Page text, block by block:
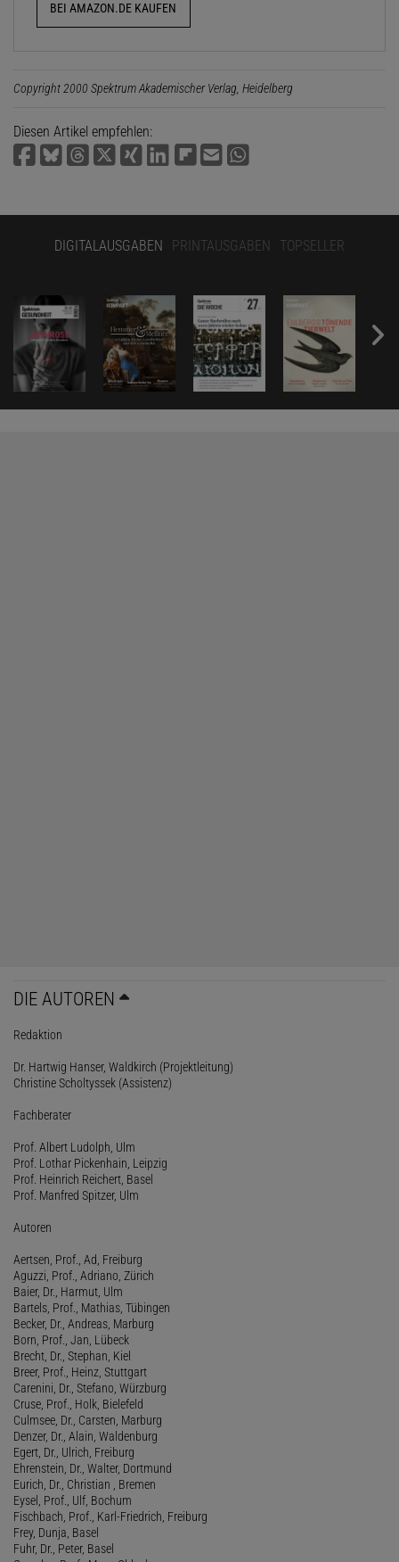
BEI AMAZON.DE KAUFEN
Copyright 2000 Spektrum Akademischer Verlag, Heidelberg
Diesen Artikel empfehlen:
DIGITALAUSGABEN PRINTAUSGABEN TOPSELLER
DIE AUTOREN
Redaktion
Dr. Hartwig Hanser, Waldkirch (Projektleitung)
Christine Scholtyssek (Assistenz)
Fachberater
Prof. Albert Ludolph, Ulm
Prof. Lothar Pickenhain, Leipzig
Prof. Heinrich Reichert, Basel
Prof. Manfred Spitzer, Ulm
Autoren
Aertsen, Prof., Ad, Freiburg
Aguzzi, Prof., Adriano, Zürich
Baier, Dr., Harmut, Ulm
Bartels, Prof., Mathias, Tübingen
Becker, Dr., Andreas, Marburg
Born, Prof., Jan, Lübeck
Brecht, Dr., Stephan, Kiel
Breer, Prof., Heinz, Stuttgart
Carenini, Dr., Stefano, Würzburg
Cruse, Prof., Holk, Bielefeld
Culmsee, Dr., Carsten, Marburg
Denzer, Dr., Alain, Waldenburg
Egert, Dr., Ulrich, Freiburg
Ehrenstein, Dr., Walter, Dortmund
Eurich, Dr., Christian , Bremen
Eysel, Prof., Ulf, Bochum
Fischbach, Prof., Karl-Friedrich, Freiburg
Frey, Dunja, Basel
Fuhr, Dr., Peter, Basel